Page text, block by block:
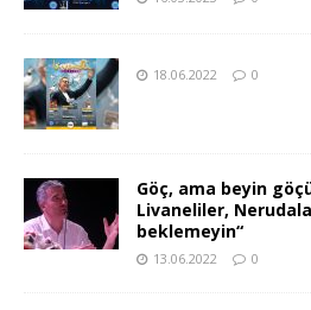
18.06.2022 0
Göç, ama beyin
Livaneliler,
beklemeyin“
13.06.2022 0